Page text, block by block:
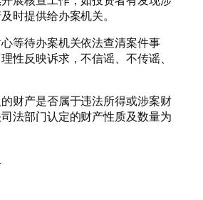
时提供给办案机关。
等待办案机关依法查清案件事
性反映诉求，不信谣、不传谣、
财产是否属于违法所得或涉案财
法部门认定的财产性质及数量为